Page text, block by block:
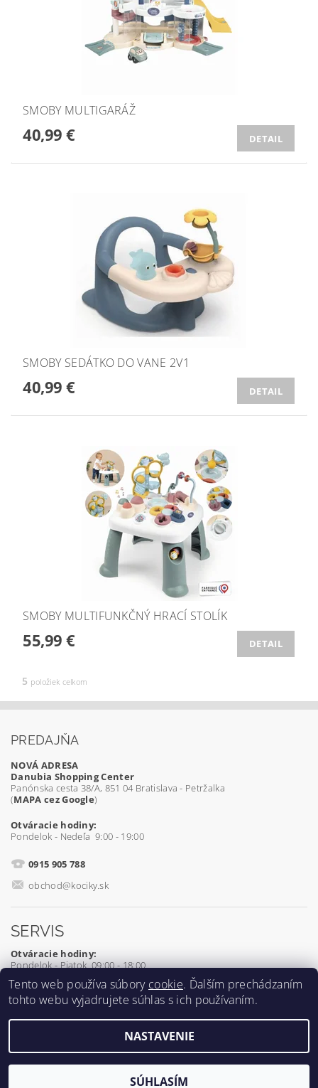
SMOBY MULTIGARÁŽ
40,99 € DETAIL
SMOBY SEDÁTKO DO VANE 2V1
40,99 € DETAIL
SMOBY MULTIFUNKČNÝ HRACÍ STOLÍK
55,99 € DETAIL
5 položiek celkom
PREDAJŇA
NOVÁ ADRESA
Danubia Shopping Center
Panónska cesta 38/A, 851 04 Bratislava - Petržalka
(MAPA cez Google)
Otváracie hodiny:
Pondelok - Nedeľa 9:00 - 19:00
0915 905 788
obchod@kociky.sk
SERVIS
Otváracie hodiny:
Pondelok - Piatok 09:00 - 18:00
0905 539 927
2026 ©Kociky.sk, všetky práva vyhradené
Vytvoril Shoptet
Tento web používa súbory cookie. Ďalším prechádzaním
tohto webu vyjadrujete súhlas s ich používaním.
NASTAVENIE
SÚHLASÍM